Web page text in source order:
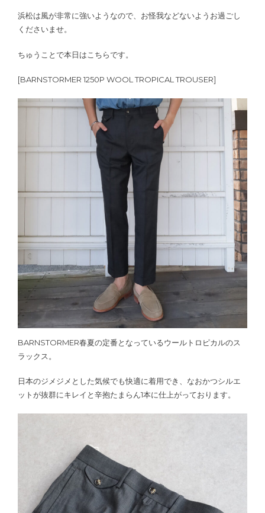
浜松は風が非常に強いようなので、お怪我などないようお過ごし
くださいませ。
ちゅうことで本日はこちらです。
[BARNSTORMER 1250P WOOL TROPICAL TROUSER]
BARNSTORMER春夏の定番となっているウールトロピカルのス
ラックス。
日本のジメジメとした気候でも快適に着用でき、なおかつシルエ
ットが抜群にキレイと辛抱たまらん1本に仕上がっております。